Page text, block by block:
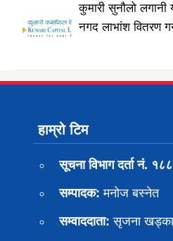
कुमारी सुनौलो
नगद लाभांश वितरण
हाम्रो टिम
सूचना विभाग दर्ता नं.
सम्पादक: मनोज बस्नेत
सम्वाददाता: सृजना